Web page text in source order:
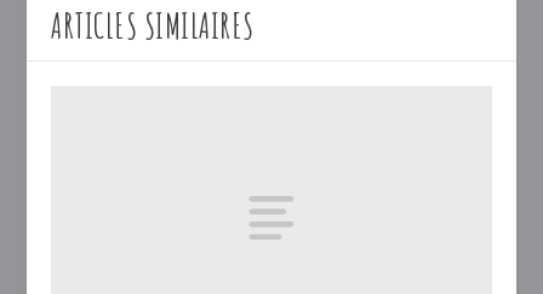
ARTICLES SIMILAIRES